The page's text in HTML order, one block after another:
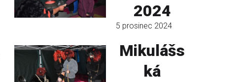
2024
5 prosinec 2024
Mikulášs
ká